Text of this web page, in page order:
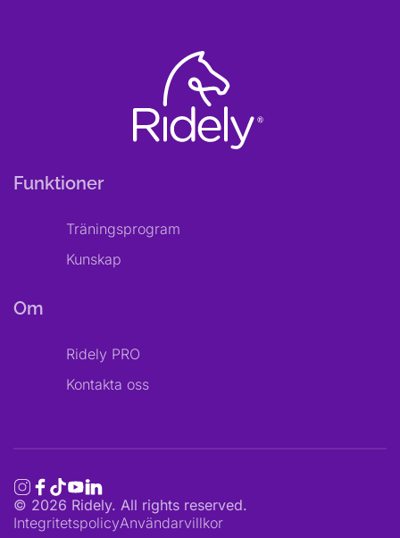
Funktioner
Träningsprogram
Kunskap
Om
Ridely PRO
Kontakta oss
© 2026 Ridely. All rights reserved.
IntegritetspolicyAnvändarvillkor